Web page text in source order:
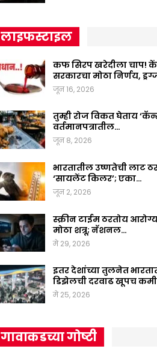
लाइफस्टाइल
कफ सिरप खरेदीला चाप!
सरकारचा मोठा निर्णय,
जून 16, 2026
तुम्ही रोज विकत घेताय
वर्तमानपत्रातील…
जून 8, 2026
भारतातील उष्णतेची लाट
‘सायलेंट किलर’; एका…
जून 2, 2026
स्क्रीन टाईम ठरतोय
मोठा शत्रू; नॅशनल…
मे 29, 2026
इतर देशांच्या तुलनेत
डिझेलची दरवाढ खूपच
मे 25, 2026
गावाकडच्या गोष्टी